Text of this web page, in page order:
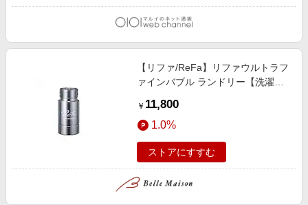
【リファ/ReFa】リファウルトラフ
ァインバブル ランドリー【洗濯機
￥ 11,800
1.0%
ストアにすすむ